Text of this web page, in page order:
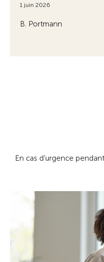
1 juin 2026
B. Portmann
En cas d’urgence